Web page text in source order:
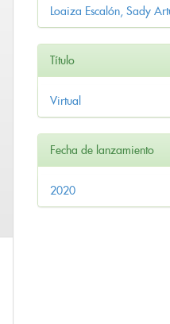
Loaiza Escalón, Sady
Título
Virtual
Fecha de lanzamiento
2020